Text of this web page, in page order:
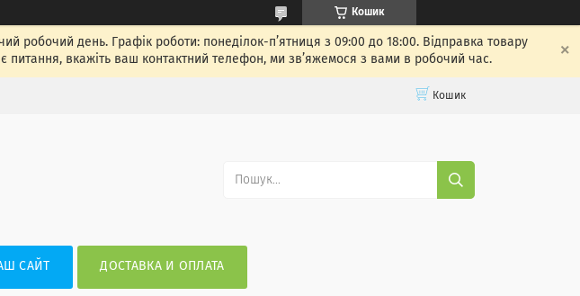
Кошик
день. Графік роботи: понеділок-п’ятниця з 09:00 до 18:00. Відправка товару
вкажіть ваш контактний телефон, ми зв’яжемося з вами в робочий час.
Кошик
САЙТ ДОСТАВКА И ОПЛАТА